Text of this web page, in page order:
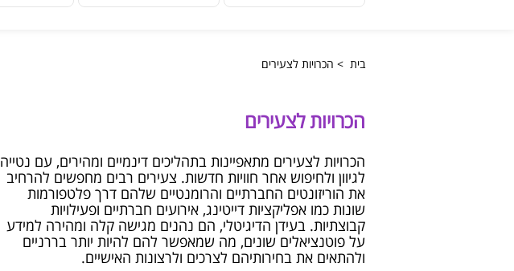
בית > הכרויות לצעירים
הכרויות לצעירים
הכרויות לצעירים מתאפיינות בתהליכים דינמיים ומהירים, עם נטייה
לגיוון ולחיפוש אחר חוויות חדשות. צעירים רבים מחפשים להרחיב
את הוריזונטים החברתיים והרומנטיים שלהם דרך פלטפורמות
שונות כמו אפליקציות דייטינג, אירועים חברתיים ופעילויות
קבוצתיות. בעידן הדיגיטלי, הם נהנים מגישה קלה ומהירה למידע
על פוטנציאלים שונים, מה שמאפשר להם להיות יותר בררניים
ולהתאים את בחירותיהם לצרכים ולרצונות האישיים.